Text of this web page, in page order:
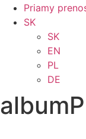
Priamy
SK
SK
EN
PL
DE